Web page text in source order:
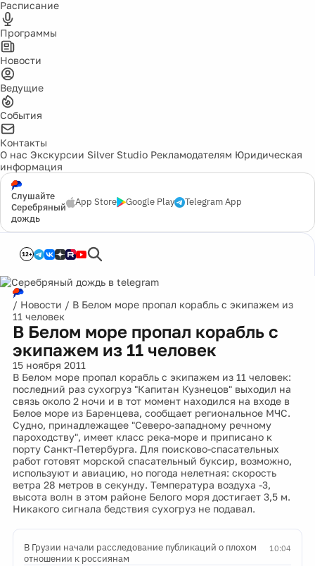
Расписание
Программы
Новости
Ведущие
События
Контакты
О нас Экскурсии Silver Studio Рекламодателям Юридическая
информация
Слушайте
Серебряный
дождь
App Store Google Play Telegram App
12+
/ Новости / В Белом море пропал корабль с экипажем из
11 человек
В Белом море пропал корабль с
экипажем из 11 человек
15 ноября 2011
В Белом море пропал корабль с экипажем из 11 человек:
последний раз сухогруз "Капитан Кузнецов" выходил на
связь около 2 ночи и в тот момент находился на входе в
Белое море из Баренцева, сообщает региональное МЧС.
Судно, принадлежащее "Северо-западному речному
пароходству", имеет класс река-море и приписано к
порту Санкт-Петербурга. Для поисково-спасательных
работ готовят морской спасательный буксир, возможно,
используют и авиацию, но погода нелетная: скорость
ветра 28 метров в секунду. Температура воздуха -3,
высота волн в этом районе Белого моря достигает 3,5 м.
Никакого сигнала бедствия сухогруз не подавал.
10:04
В Грузии начали расследование публикаций о плохом
отношении к россиянам